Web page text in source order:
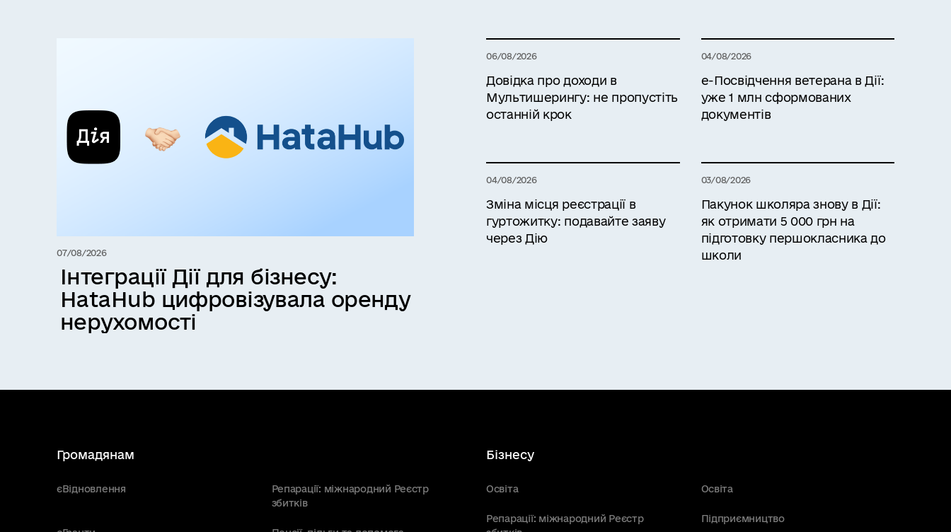
07/08/2026
Інтеграції Дії для бізнесу:
HataHub цифровізувала оренду
нерухомості
06/08/2026
Довідка про доходи в
Мультишерингу: не пропустіть
останній крок
04/08/2026
е-Посвідчення ветерана в Дії:
уже 1 млн сформованих
документів
04/08/2026
Зміна місця реєстрації в
гуртожитку: подавайте заяву
через Дію
03/08/2026
Пакунок школяра знову в Дії:
як отримати 5 000 грн на
підготовку першокласника до
школи
Громадянам
єВідновлення
Репарації: міжнародний Реєстр
збитків
Бізнесу
Освіта Освіта
Репарації: міжнародний Реєстр
Підприємництво